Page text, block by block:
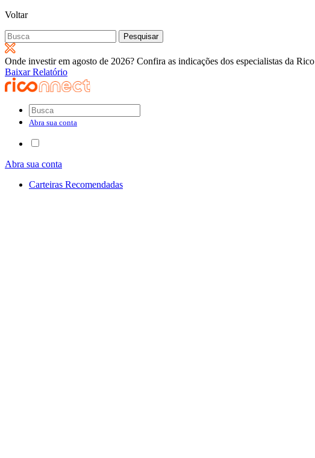
Voltar
Pesquisar
por:
Onde investir em agosto de 2026? Confira as indicações dos especialistas da Rico
Baixar Relatório
Abra sua conta
Abra sua conta
Carteiras Recomendadas